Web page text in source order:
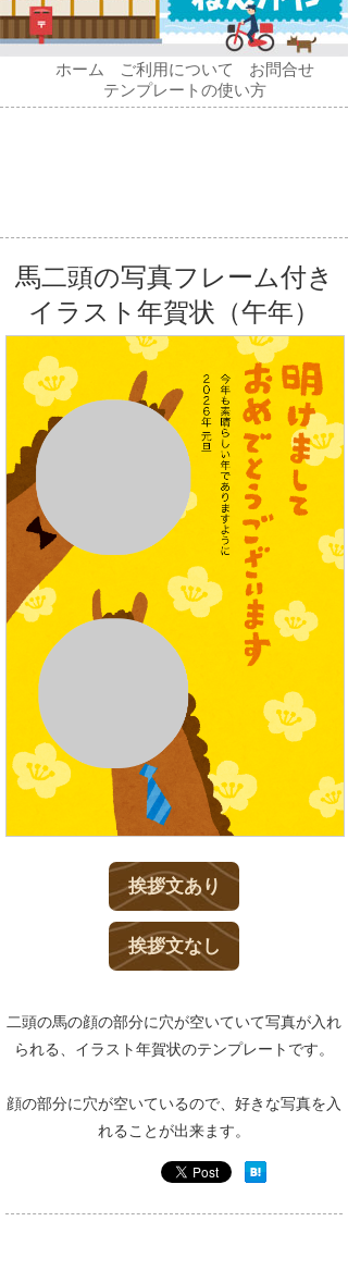
ホーム ご利用について
お問合せ
テンプレートの使い方
馬二頭の写真フレーム付き
イラスト年賀状（午年）
挨拶文あり
挨拶文なし
二頭の馬の顔の部分に穴が空いていて写真が入れ
られる、イラスト年賀状のテンプレートです。
顔の部分に穴が空いているので、好きな写真を入
れることが出来ます。